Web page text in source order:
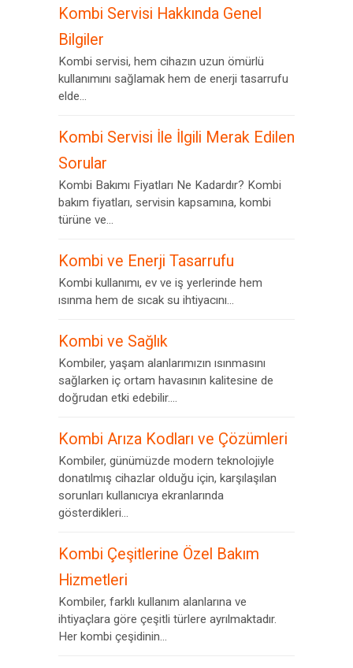
Kombi Servisi Hakkında Genel
Bilgiler
Kombi servisi, hem cihazın uzun ömürlü
kullanımını sağlamak hem de enerji tasarrufu
elde...
Kombi Servisi İle İlgili Merak Edilen
Sorular
Kombi Bakımı Fiyatları Ne Kadardır? Kombi
bakım fiyatları, servisin kapsamına, kombi
türüne ve...
Kombi ve Enerji Tasarrufu
Kombi kullanımı, ev ve iş yerlerinde hem
ısınma hem de sıcak su ihtiyacını...
Kombi ve Sağlık
Kombiler, yaşam alanlarımızın ısınmasını
sağlarken iç ortam havasının kalitesine de
doğrudan etki edebilir....
Kombi Arıza Kodları ve Çözümleri
Kombiler, günümüzde modern teknolojiyle
donatılmış cihazlar olduğu için, karşılaşılan
sorunları kullanıcıya ekranlarında
gösterdikleri...
Kombi Çeşitlerine Özel Bakım
Hizmetleri
Kombiler, farklı kullanım alanlarına ve
ihtiyaçlara göre çeşitli türlere ayrılmaktadır.
Her kombi çeşidinin...